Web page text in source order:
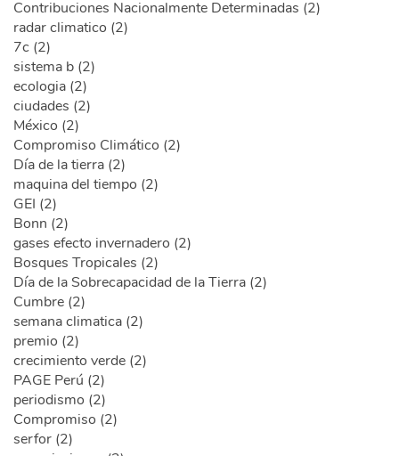
Contribuciones Nacionalmente Determinadas (2)
radar climatico (2)
7c (2)
sistema b (2)
ecologia (2)
ciudades (2)
México (2)
Compromiso Climático (2)
Día de la tierra (2)
maquina del tiempo (2)
GEI (2)
Bonn (2)
gases efecto invernadero (2)
Bosques Tropicales (2)
Día de la Sobrecapacidad de la Tierra (2)
Cumbre (2)
semana climatica (2)
premio (2)
crecimiento verde (2)
PAGE Perú (2)
periodismo (2)
Compromiso (2)
serfor (2)